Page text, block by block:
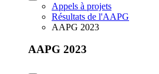
Appels à projets
Résultats de l'AAPG
AAPG 2023
AAPG 2023